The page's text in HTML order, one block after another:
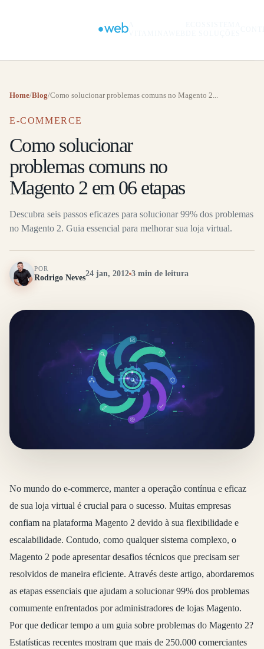
Home/Blog/Como solucionar problemas comuns no Magento 2...
E-COMMERCE
Como solucionar
problemas comuns no
Magento 2 em 06 etapas
Descubra seis passos eficazes para solucionar 99% dos problemas
no Magento 2. Guia essencial para melhorar sua loja virtual.
POR
Rodrigo Neves24 jan, 2012 3 min de leitura
No mundo do e-commerce, manter a operação contínua e eficaz
de sua loja virtual é crucial para o sucesso. Muitas empresas
confiam na plataforma Magento 2 devido à sua flexibilidade e
escalabilidade. Contudo, como qualquer sistema complexo, o
Magento 2 pode apresentar desafios técnicos que precisam ser
resolvidos de maneira eficiente. Através deste artigo, abordaremos
as etapas essenciais que ajudam a solucionar 99% dos problemas
comumente enfrentados por administradores de lojas Magento.
Por que dedicar tempo a um guia sobre problemas do Magento 2?
Estatísticas recentes mostram que mais de 250.000 comerciantes